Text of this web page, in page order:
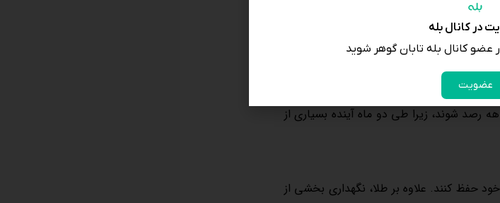
دست نگه می‌دارند؛ اما اگر این چشم‌انداز
حتی ممکن است بازارها برای ۶ ماه یا بیشتر در همین محدوده‌های قیمتی باقی بمانند. همه چیز به
رصد شوند، زیرا طی دو ماه آینده بسیاری از
حفظ کنند. علاوه بر طلا، نگهداری بخشی از
در کانال بله
عضو کانال بله تابان گوهر شوید
عضویت